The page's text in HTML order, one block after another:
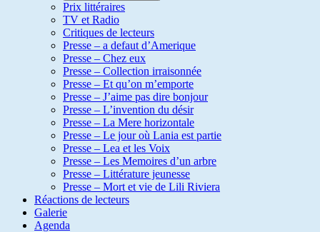
Prix littéraires
TV et Radio
Critiques de lecteurs
Presse – a defaut d’Amerique
Presse – Chez eux
Presse – Collection irraisonnée
Presse – Et qu’on m’emporte
Presse – J’aime pas dire bonjour
Presse – L’invention du désir
Presse – La Mere horizontale
Presse – Le jour où Lania est partie
Presse – Lea et les Voix
Presse – Les Memoires d’un arbre
Presse – Littérature jeunesse
Presse – Mort et vie de Lili Riviera
Réactions de lecteurs
Galerie
Agenda